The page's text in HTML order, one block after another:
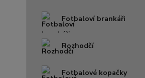
Fotbaloví brankáři
Rozhodčí
Fotbalové kopačky